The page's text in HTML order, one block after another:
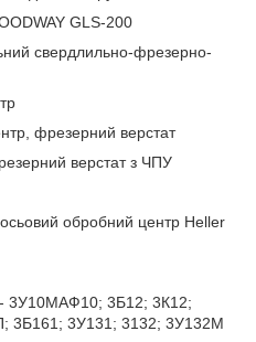
GLS-200
свердлильно-фрезерно-
фрезерний верстат
верстат з ЧПУ
обробний центр Heller
- 3У10МАФ10; 3Б12; 3К12;
3Б161; 3У131; 3132; 3У132М